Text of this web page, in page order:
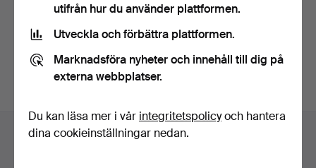
Bevaka sökning
Du kan också söka i vårt arkiv med avslutade auktioner
Sidfotsnavigation
Hjälp och kontakt
utifrån hur du använder plattformen.
Utveckla och förbättra plattformen.
Marknadsföra nyheter och innehåll till dig på
externa webbplatser.
Du kan läsa mer i vår integritetspolicyoch hantera
dina cookieinställningar nedan.